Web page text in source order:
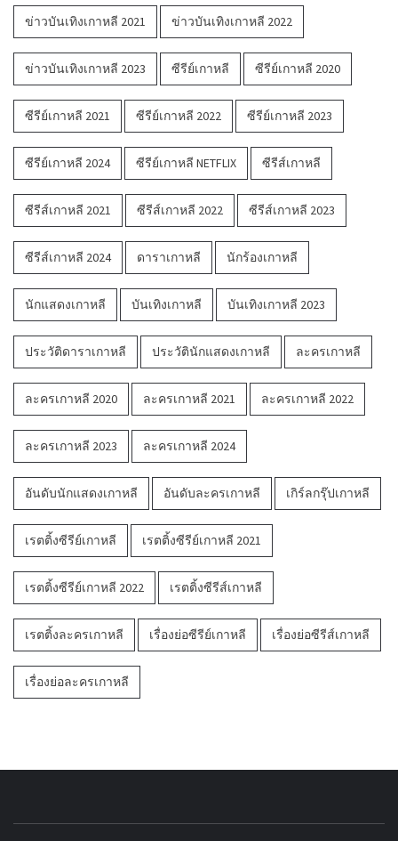
ข่าวบันเทิงเกาหลี 2021 ข่าวบันเทิงเกาหลี 2022
ข่าวบันเทิงเกาหลี 2023 ซีรีย์เกาหลี ซีรีย์เกาหลี 2020
ซีรีย์เกาหลี 2021 ซีรีย์เกาหลี 2022 ซีรีย์เกาหลี 2023
ซีรีย์เกาหลี 2024 ซีรีย์เกาหลี NETFLIX ซีรีส์เกาหลี
ซีรีส์เกาหลี 2021 ซีรีส์เกาหลี 2022 ซีรีส์เกาหลี 2023
ซีรีส์เกาหลี 2024 ดาราเกาหลี นักร้องเกาหลี
นักแสดงเกาหลี บันเทิงเกาหลี บันเทิงเกาหลี 2023
ประวัติดาราเกาหลี ประวัตินักแสดงเกาหลี ละครเกาหลี
ละครเกาหลี 2020 ละครเกาหลี 2021 ละครเกาหลี 2022
ละครเกาหลี 2023 ละครเกาหลี 2024
อันดับนักแสดงเกาหลี อันดับละครเกาหลี เกิร์ลกรุ๊ปเกาหลี
เรตติ้งซีรีย์เกาหลี เรตติ้งซีรีย์เกาหลี 2021
เรตติ้งซีรีย์เกาหลี 2022 เรตติ้งซีรีส์เกาหลี
เรตติ้งละครเกาหลี เรื่องย่อซีรีย์เกาหลี เรื่องย่อซีรีส์เกาหลี
เรื่องย่อละครเกาหลี